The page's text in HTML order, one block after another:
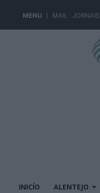
MENU MAIL JORNAIS
INICÍO ALENTEJO